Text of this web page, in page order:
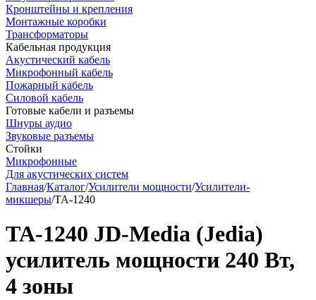
Кронштейны и крепления
Монтажные коробки
Трансформаторы
Кабельная продукция
Акустический кабель
Микрофонный кабель
Пожарный кабель
Силовой кабель
Готовые кабели и разъемы
Шнуры аудио
Звуковые разъемы
Стойки
Микрофонные
Для акустических систем
Главная/Каталог/Усилители мощности/Усилители-
микшеры/TA-1240
TA-1240 JD-Media (Jedia)
усилитель мощности 240 Вт,
4 зоны